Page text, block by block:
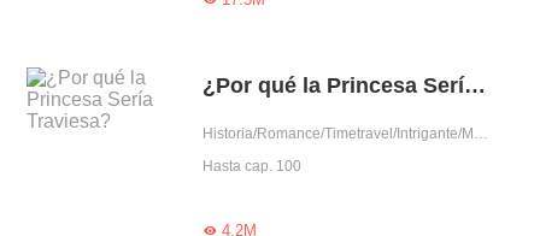
¿Por qué la Princesa Sería Traviesa?
Historia/Romance/Timetravel/Intrigante/Mujer poderosa
Hasta cap. 100
4.2M